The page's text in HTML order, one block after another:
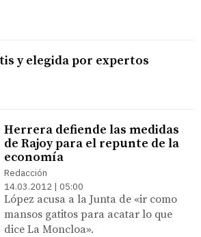
y elegida por expertos
Herrera defiende las medidas
de Rajoy para el repunte de la
economía
Redacción
14.03.2012 | 05:00
López acusa a la Junta de «ir como
mansos gatitos para acatar lo que
dice La Moncloa».